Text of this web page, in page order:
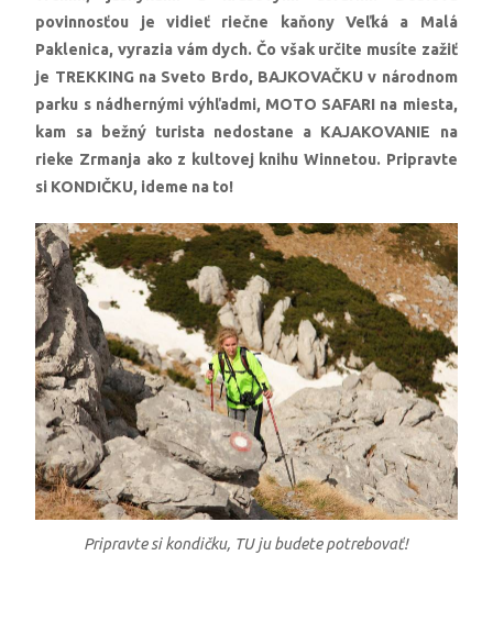
povinnosťou je vidieť riečne kaňony Veľká a Malá
Paklenica, vyrazia vám dych. Čo však určite musíte zažiť
je TREKKING na Sveto Brdo, BAJKOVAČKU v národnom
parku s nádhernými výhľadmi, MOTO SAFARI na miesta,
kam sa bežný turista nedostane a KAJAKOVANIE na
rieke Zrmanja ako z kultovej knihu Winnetou. Pripravte
si KONDIČKU, ideme na to!
Pripravte si kondičku, TU ju budete potrebovať!